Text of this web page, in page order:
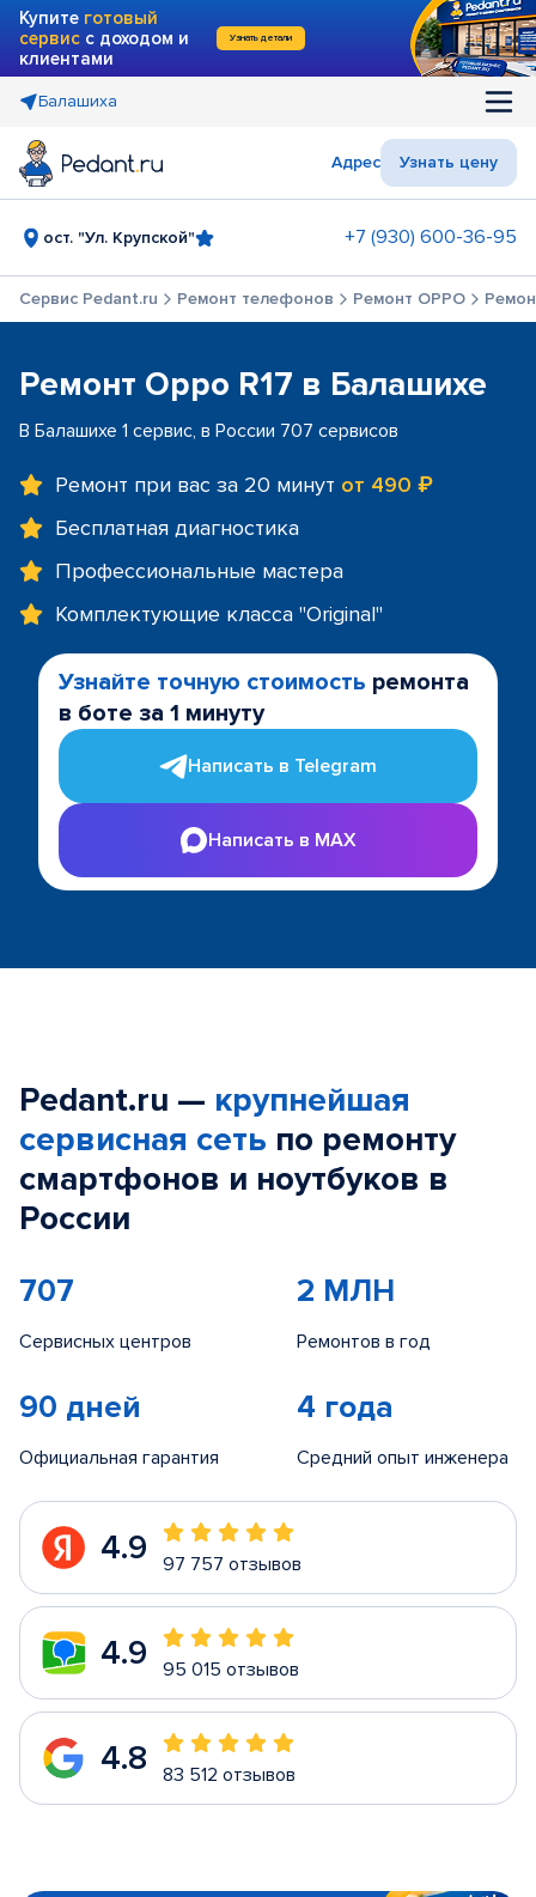
Купите готовый
сервис с доходом и
клиентами
Узнать детали
Балашиха
Адрес Узнать цену
ост. "Ул. Крупской" +7 (930) 600-36-95
Сервис Pedant.ru Ремонт телефонов Ремонт OPPO
Ремонт Oppo R17 в Балашихе
В Балашихе 1 сервис, в России 707 сервисов
Ремонт при вас за 20 минут от 490 ₽
Бесплатная диагностика
Профессиональные мастера
Комплектующие класса "Original"
Узнайте точную стоимость ремонта
в боте за 1 минуту
Написать в Telegram
Написать в MAX
Pedant.ru — крупнейшая
сервисная сеть по ремонту
смартфонов и ноутбуков в
России
707
Сервисных центров
2 МЛН
Ремонтов в год
90 дней
Официальная гарантия
4 года
Средний опыт инженера
4.9 97 757 отзывов
4.9 95 015 отзывов
4.8 83 512 отзывов